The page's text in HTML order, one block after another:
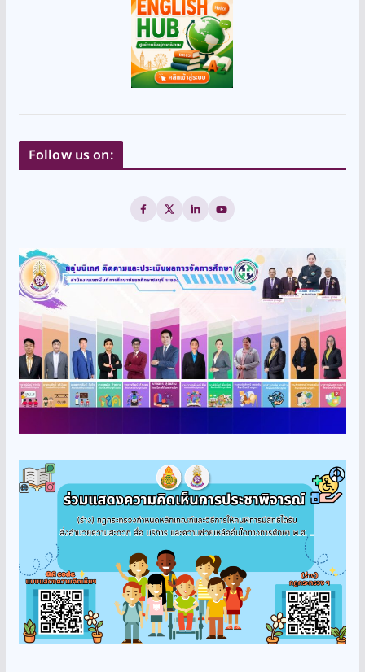
Follow us on: